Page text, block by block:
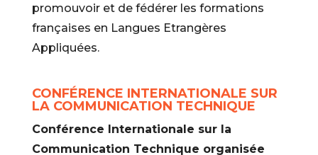
promouvoir et de fédérer les formations
françaises en Langues Etrangères
Appliquées.
CONFÉRENCE INTERNATIONALE SUR
LA COMMUNICATION TECHNIQUE
Conférence Internationale sur la
Communication Technique organisée